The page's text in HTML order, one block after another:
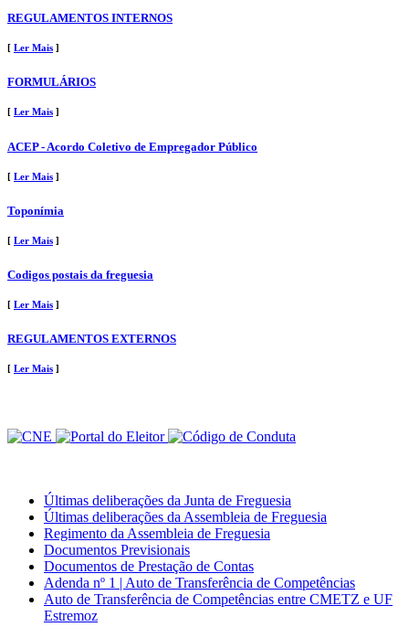
REGULAMENTOS INTERNOS
[ Ler Mais ]
FORMULÁRIOS
[ Ler Mais ]
ACEP - Acordo Coletivo de Empregador Público
[ Ler Mais ]
Toponímia
[ Ler Mais ]
Codigos postais da freguesia
[ Ler Mais ]
REGULAMENTOS EXTERNOS
[ Ler Mais ]
Últimas deliberações da Junta de Freguesia
Últimas deliberações da Assembleia de Freguesia
Regimento da Assembleia de Freguesia
Documentos Previsionais
Documentos de Prestação de Contas
Adenda nº 1 | Auto de Transferência de Competências
Auto de Transferência de Competências entre CMETZ e UF
Estremoz